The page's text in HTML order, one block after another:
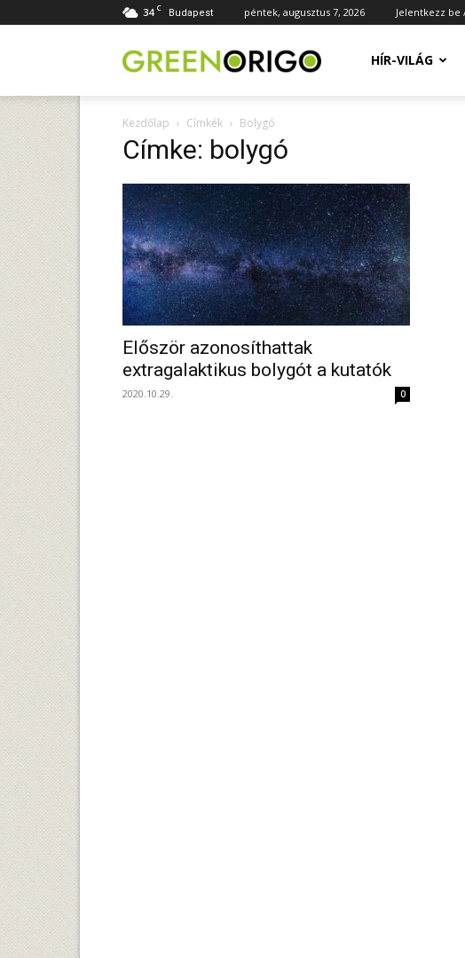
34 C Budapest péntek, augusztus 7, 2026 Jelentkezz be
Green
portál
HÍR-VILÁG
Kezdőlap Címkék Bolygó
Címke: bolygó
Először azonosíthattak
extragalaktikus bolygót a kutatók
2020.10.29. 0